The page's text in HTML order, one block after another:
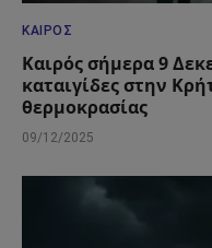
ΚΑΙΡΌΣ
Καιρός σήμερα 9
καταιγίδες στην
θερμοκρασίας
09/12/2025